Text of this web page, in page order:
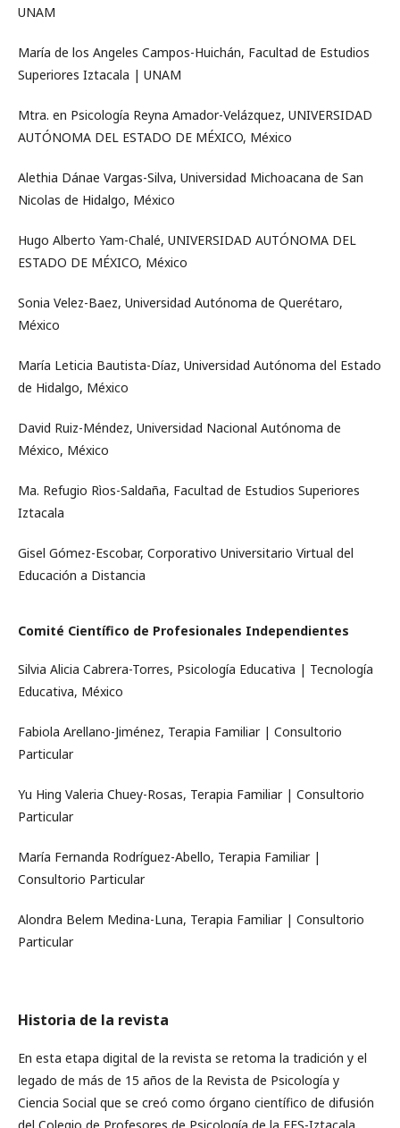
UNAM
María de los Angeles Campos-Huichán, Facultad de Estudios
Superiores Iztacala | UNAM
Mtra. en Psicología Reyna Amador-Velázquez, UNIVERSIDAD
AUTÓNOMA DEL ESTADO DE MÉXICO, México
Alethia Dánae Vargas-Silva, Universidad Michoacana de San
Nicolas de Hidalgo, México
Hugo Alberto Yam-Chalé, UNIVERSIDAD AUTÓNOMA DEL
ESTADO DE MÉXICO, México
Sonia Velez-Baez, Universidad Autónoma de Querétaro,
México
María Leticia Bautista-Díaz, Universidad Autónoma del Estado
de Hidalgo, México
David Ruiz-Méndez, Universidad Nacional Autónoma de
México, México
Ma. Refugio Rìos-Saldaña, Facultad de Estudios Superiores
Iztacala
Gisel Gómez-Escobar, Corporativo Universitario Virtual del
Educación a Distancia
Comité Científico de Profesionales Independientes
Silvia Alicia Cabrera-Torres, Psicología Educativa | Tecnología
Educativa, México
Fabiola Arellano-Jiménez, Terapia Familiar | Consultorio
Particular
Yu Hing Valeria Chuey-Rosas, Terapia Familiar | Consultorio
Particular
María Fernanda Rodríguez-Abello, Terapia Familiar |
Consultorio Particular
Alondra Belem Medina-Luna, Terapia Familiar | Consultorio
Particular
Historia de la revista
En esta etapa digital de la revista se retoma la tradición y el
legado de más de 15 años de la Revista de Psicología y
Ciencia Social que se creó como órgano científico de difusión